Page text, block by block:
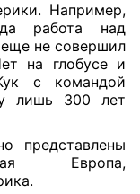
Например,
работа над
еще не совершил
на глобусе и
с командой
лишь 300 лет
представлены
Европа,